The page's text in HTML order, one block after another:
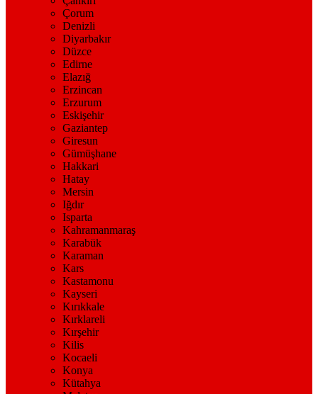
Çorum
Denizli
Diyarbakır
Düzce
Edirne
Elazığ
Erzincan
Erzurum
Eskişehir
Gaziantep
Giresun
Gümüşhane
Hakkari
Hatay
Mersin
Iğdır
Isparta
Kahramanmaraş
Karabük
Karaman
Kars
Kastamonu
Kayseri
Kırıkkale
Kırklareli
Kırşehir
Kilis
Kocaeli
Konya
Kütahya